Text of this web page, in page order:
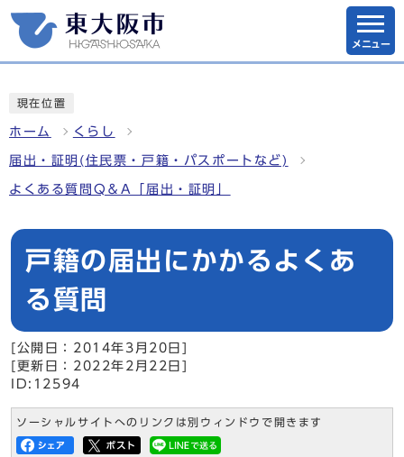
メニュー
現在位置
ホーム くらし
届出・証明(住民票・戸籍・パスポートなど)
よくある質問Q＆A「届出・証明」
戸籍の届出にかかるよくあ
る質問
[公開日：2014年3月20日]
[更新日：2022年2月22日]
ID:12594
ソーシャルサイトへのリンクは別ウィンドウで開きます